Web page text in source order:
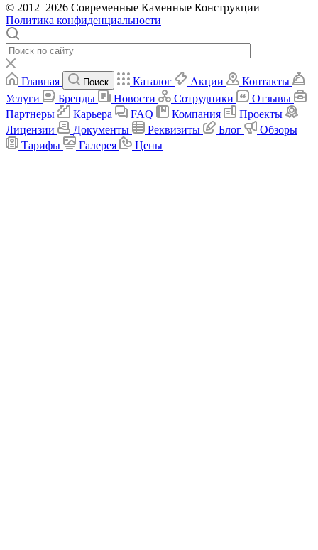
© 2012–2026 Современные Каменные Конструкции
Политика конфиденциальности
Главная Поиск Каталог Акции
Контакты
Услуги
Бренды Новости Сотрудники
Отзывы
Партнеры
Карьера FAQ Компания
Проекты
Лицензии
Документы Реквизиты Блог
Обзоры
Тарифы
Галерея Цены